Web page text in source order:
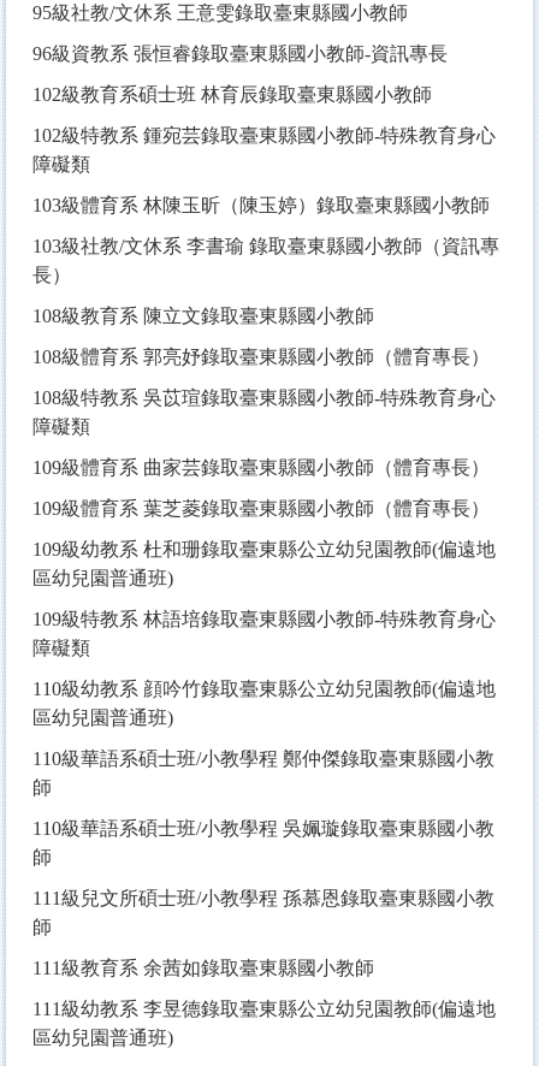
95級社教/文休系 王意雯錄取臺東縣國小教師
96級資教系 張恒睿錄取臺東縣國小教師-資訊專長
102級教育系碩士班 林育辰錄取臺東縣國小教師
102級特教系 鍾宛芸錄取臺東縣國小教師-特殊教育身心
障礙類
103級體育系 林陳玉昕（陳玉婷）錄取臺東縣國小教師
103級社教/文休系 李書瑜 錄取臺東縣國小教師（資訊專
長）
108級教育系 陳立文錄取臺東縣國小教師
108級體育系 郭亮妤錄取臺東縣國小教師（體育專長）
108級特教系 吳苡瑄錄取臺東縣國小教師-特殊教育身心
障礙類
109級體育系 曲家芸錄取臺東縣國小教師（體育專長）
109級體育系 葉芝菱錄取臺東縣國小教師（體育專長）
109級幼教系 杜和珊錄取臺東縣公立幼兒園教師(偏遠地
區幼兒園普通班)
109級特教系 林語培錄取臺東縣國小教師-特殊教育身心
障礙類
110級幼教系 顔吟竹錄取臺東縣公立幼兒園教師(偏遠地
區幼兒園普通班)
110級華語系碩士班/小教學程 鄭仲傑錄取臺東縣國小教
師
110級華語系碩士班/小教學程 吳姵璇錄取臺東縣國小教
師
111級兒文所碩士班/小教學程 孫慕恩錄取臺東縣國小教
師
111級教育系 余茜如錄取臺東縣國小教師
111級幼教系 李昱德錄取臺東縣公立幼兒園教師(偏遠地
區幼兒園普通班)